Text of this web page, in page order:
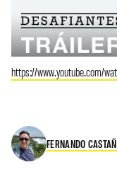
https://www.youtube.com/
FERNANDO